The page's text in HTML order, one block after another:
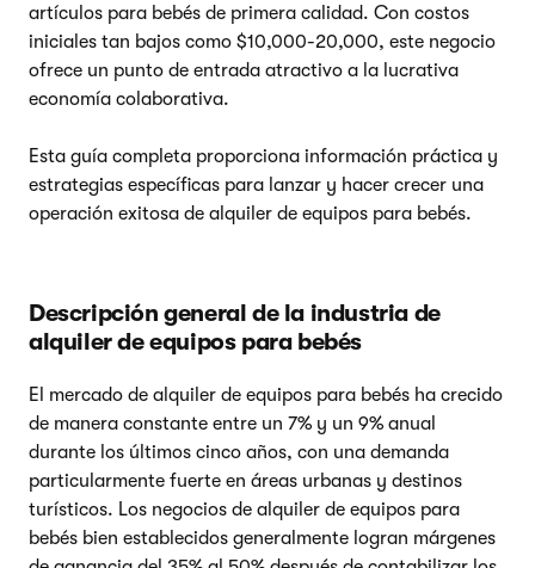
artículos para bebés de primera calidad. Con costos
iniciales tan bajos como $10,000-20,000, este negocio
ofrece un punto de entrada atractivo a la lucrativa
economía colaborativa.
Esta guía completa proporciona información práctica y
estrategias específicas para lanzar y hacer crecer una
operación exitosa de alquiler de equipos para bebés.
Descripción general de la industria de
alquiler de equipos para bebés
El mercado de alquiler de equipos para bebés ha crecido
de manera constante entre un 7% y un 9% anual
durante los últimos cinco años, con una demanda
particularmente fuerte en áreas urbanas y destinos
turísticos. Los negocios de alquiler de equipos para
bebés bien establecidos generalmente logran márgenes